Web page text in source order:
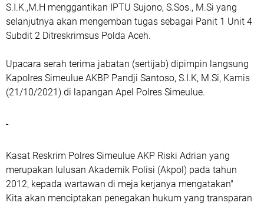
S.I.K.,M.H menggantikan IPTU Sujono, S.Sos., M.Si yang
selanjutnya akan mengemban tugas sebagai Panit 1 Unit 4
Subdit 2 Ditreskrimsus Polda Aceh.
Upacara serah terima jabatan (sertijab) dipimpin langsung
Kapolres Simeulue AKBP Pandji Santoso, S.I.K, M.Si, Kamis
(21/10/2021) di lapangan Apel Polres Simeulue.
-
Kasat Reskrim Polres Simeulue AKP Riski Adrian yang
merupakan lulusan Akademik Polisi (Akpol) pada tahun
2012, kepada wartawan di meja kerjanya mengatakan"
Kita akan menciptakan penegakan hukum yang transparan